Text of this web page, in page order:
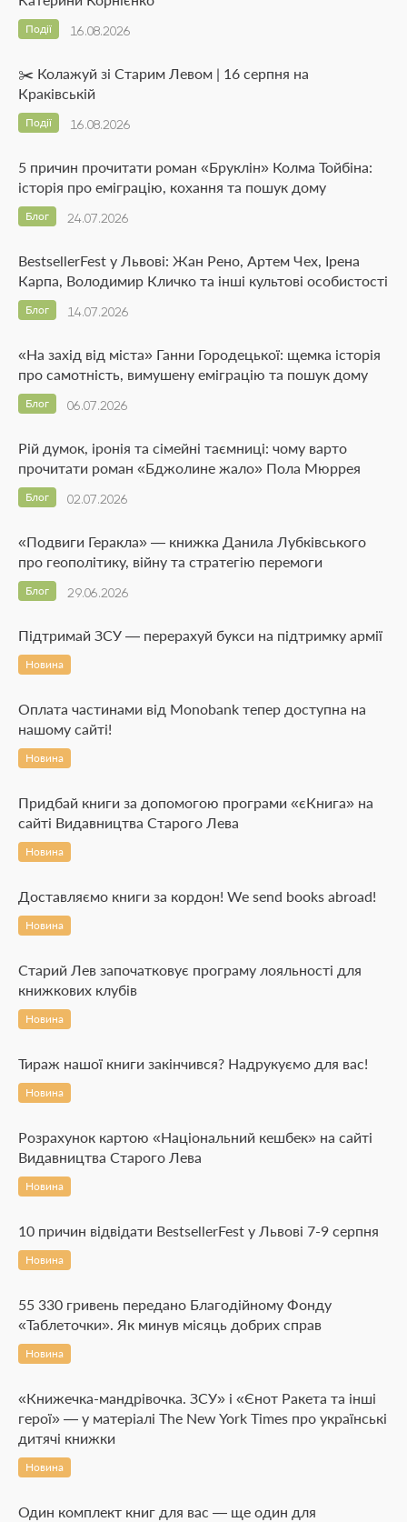
16.08.2026
Події
✂️ Колажуй зі Старим Левом | 16 серпня на
Краківській
16.08.2026
Події
5 причин прочитати роман «Бруклін» Колма Тойбіна:
історія про еміграцію, кохання та пошук дому
24.07.2026
Блог
BestsellerFest у Львові: Жан Рено, Артем Чех, Ірена
Карпа, Володимир Кличко та інші культові особистості
14.07.2026
Блог
«На захід від міста» Ганни Городецької: щемка історія
про самотність, вимушену еміграцію та пошук дому
06.07.2026
Блог
Рій думок, іронія та сімейні таємниці: чому варто
прочитати роман «Бджолине жало» Пола Мюррея
02.07.2026
Блог
«Подвиги Геракла» — книжка Данила Лубківського
про геополітику, війну та стратегію перемоги
29.06.2026
Блог
Підтримай ЗСУ — перерахуй букси на підтримку армії
Новина
Оплата частинами від Monobank тепер доступна на
нашому сайті!
Новина
Придбай книги за допомогою програми «єКнига» на
сайті Видавництва Старого Лева
Новина
Доставляємо книги за кордон! We send books abroad!
Новина
Старий Лев започатковує програму лояльності для
книжкових клубів
Новина
Тираж нашої книги закінчився? Надрукуємо для вас!
Новина
Розрахунок картою «Національний кешбек» на сайті
Видавництва Старого Лева
Новина
10 причин відвідати BestsellerFest у Львові 7-9 серпня
Новина
55 330 гривень передано Благодійному Фонду
«Таблеточки». Як минув місяць добрих справ
Новина
«Книжечка-мандрівочка. ЗСУ» і «Єнот Ракета та інші
герої» — у матеріалі The New York Times про українські
дитячі книжки
Новина
Один комплект книг для вас — ще один для